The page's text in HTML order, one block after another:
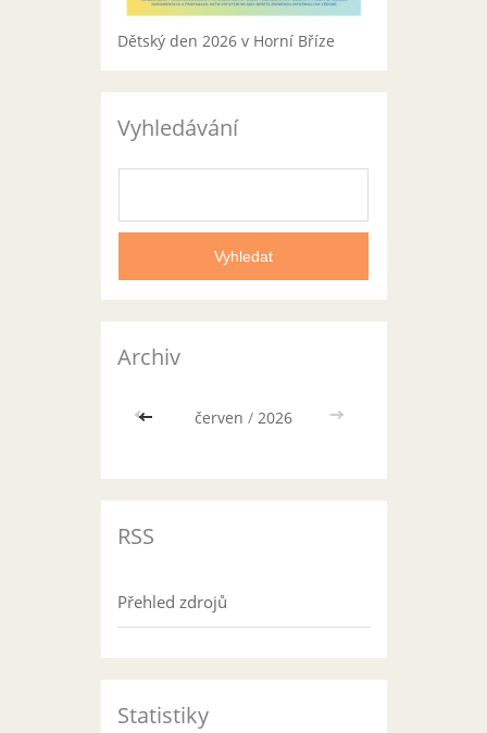
Dětský den 2026 v Horní Bříze
Vyhledávání
Archiv
<< červen / 2026 >>
RSS
Přehled zdrojů
Statistiky